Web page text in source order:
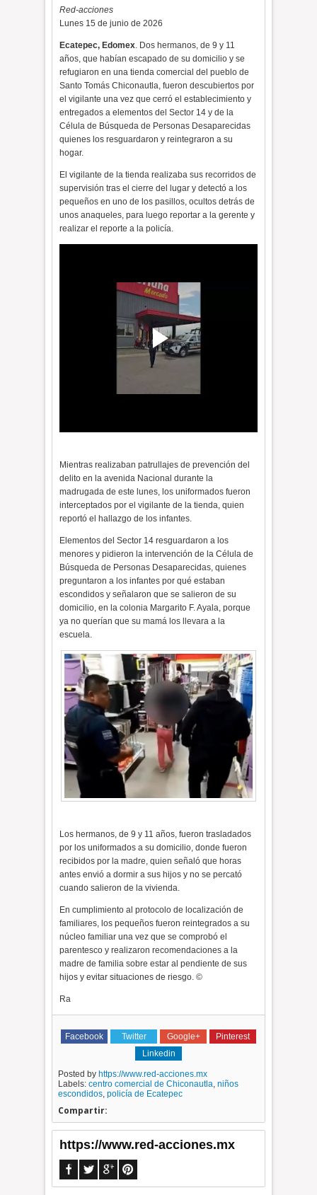
Red-acciones
Lunes 15 de junio de 2026
Ecatepec, Edomex. Dos hermanos, de 9 y 11
años, que habían escapado de su domicilio y se
refugiaron en una tienda comercial del pueblo de
Santo Tomás Chiconautla, fueron descubiertos por
el vigilante una vez que cerró el establecimiento y
entregados a elementos del Sector 14 y de la
Célula de Búsqueda de Personas Desaparecidas
quienes los resguardaron y reintegraron a su
hogar.
El vigilante de la tienda realizaba sus recorridos de
supervisión tras el cierre del lugar y detectó a los
pequeños en uno de los pasillos, ocultos detrás de
unos anaqueles, para luego reportar a la gerente y
realizar el reporte a la policía.
Mientras realizaban patrullajes de prevención del
delito en la avenida Nacional durante la
madrugada de este lunes, los uniformados fueron
interceptados por el vigilante de la tienda, quien
reportó el hallazgo de los infantes.
Elementos del Sector 14 resguardaron a los
menores y pidieron la intervención de la Célula de
Búsqueda de Personas Desaparecidas, quienes
preguntaron a los infantes por qué estaban
escondidos y señalaron que se salieron de su
domicilio, en la colonia Margarito F. Ayala, porque
ya no querían que su mamá los llevara a la
escuela.
Los hermanos, de 9 y 11 años, fueron trasladados
por los uniformados a su domicilio, donde fueron
recibidos por la madre, quien señaló que horas
antes envió a dormir a sus hijos y no se percató
cuando salieron de la vivienda.
En cumplimiento al protocolo de localización de
familiares, los pequeños fueron reintegrados a su
núcleo familiar una vez que se comprobó el
parentesco y realizaron recomendaciones a la
madre de familia sobre estar al pendiente de sus
hijos y evitar situaciones de riesgo. ©
Ra
Facebook Twitter Google+
Pinterest
Linkedin
Posted by https://www.red-acciones.mx
Labels:centro comercial de Chiconautla,niños
escondidos,policía de Ecatepec
Compartir:
https://www.red-acciones.mx